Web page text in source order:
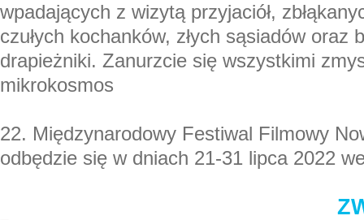
wpadających z wizytą przyjaciół,
czułych kochanków, złych sąsiadów oraz
drapieżniki. Zanurzcie się wszystkimi
mikrokosmos
22. Międzynarodowy Festiwal Filmowy
odbędzie się w dniach 21-31 lipca 2022